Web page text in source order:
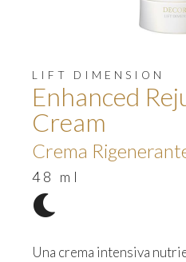
LIFT DIMENSION
Enhanced
Cream
Crema
48 ml
Una crema intensiva